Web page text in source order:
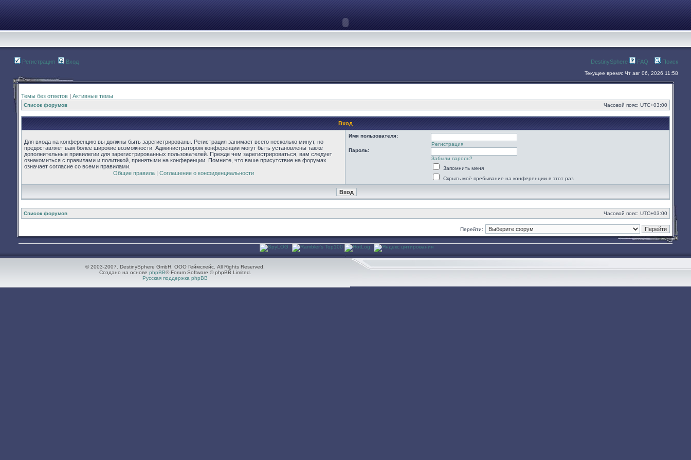
Регистрация Вход DestinySphere FAQ Поиск
Текущее время: Чт авг 06, 2026 11:58
Темы без ответов | Активные темы
Список форумов Часовой пояс: UTC+03:00
Вход
Для входа на конференцию вы должны быть зарегистрированы. Регистрация занимает всего несколько минут, но
предоставляет вам более широкие возможности. Администратором конференции могут быть установлены также
дополнительные привилегии для зарегистрированных пользователей. Прежде чем зарегистрироваться, вам следует
ознакомиться с правилами и политикой, принятыми на конференции. Помните, что ваше присутствие на форумах
означает согласие со всеми правилами.
Общие правила| Соглашение о конфиденциальности
Имя пользователя:
Регистрация
Пароль:
Забыли пароль?
Запомнить меня
Скрыть моё пребывание на конференции в этот раз
Список форумов Часовой пояс: UTC+03:00
Перейти:
© 2003-2007. DestinySphere GmbH, ООО Геймспейс. All Rights Reserved.
Создано на основе phpBB® Forum Software © phpBB Limited.
Русская поддержка phpBB